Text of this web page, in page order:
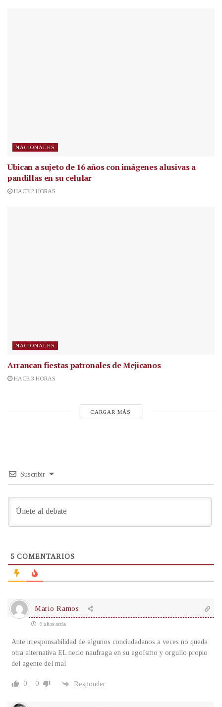
NACIONALES
Ubican a sujeto de 16 años con imágenes alusivas a
pandillas en su celular
HACE 2 HORAS
NACIONALES
Arrancan fiestas patronales de Mejicanos
HACE 3 HORAS
CARGAR MÁS
Suscribir
5 COMENTARIOS
Mario Ramos
6 años atrás
Ante irresponsabilidad de algunos conciudadanos a veces no queda
otra alternativa EL necio naufraga en su egoísmo y orgullo propio
del agente del mal
0 0 Responder